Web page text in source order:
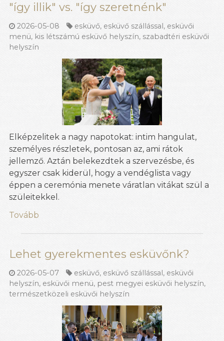
"így illik" vs. "így szeretnénk"
2026-05-08 esküvő, esküvő szállással, esküvői
menü, kis létszámú esküvő helyszín, szabadtéri esküvői
helyszín
Elképzelitek a nagy napotokat: intim hangulat,
személyes részletek, pontosan az, ami rátok
jellemző. Aztán belekezdtek a szervezésbe, és
egyszer csak kiderül, hogy a vendéglista vagy
éppen a ceremónia menete váratlan vitákat szül a
szüleitekkel.
Tovább
Lehet gyerekmentes esküvőnk?
2026-05-07 esküvő, esküvő szállással, esküvői
helyszín, esküvői menü, pest megyei esküvői helyszín,
természetközeli esküvői helyszín